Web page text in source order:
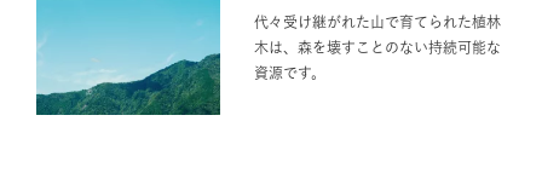
代々受け継がれた山で育てられた植林
木は、森を壊すことのない持続可能な
資源です。